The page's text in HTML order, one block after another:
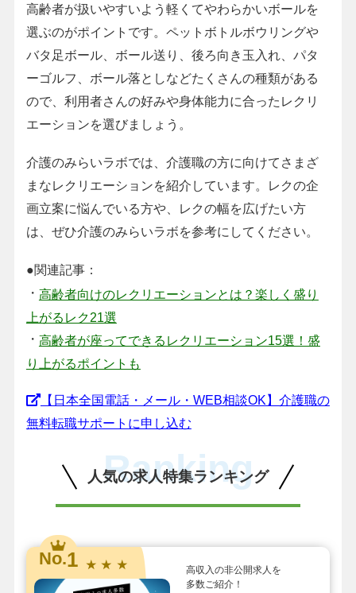
高齢者が扱いやすいよう軽くてやわらかいボールを
選ぶのがポイントです。ペットボトルボウリングや
バタ足ボール、ボール送り、後ろ向き玉入れ、パタ
ーゴルフ、ボール落としなどたくさんの種類がある
ので、利用者さんの好みや身体能力に合ったレクリ
エーションを選びましょう。
介護のみらいラボでは、介護職の方に向けてさまざ
まなレクリエーションを紹介しています。レクの企
画立案に悩んでいる方や、レクの幅を広げたい方
は、ぜひ介護のみらいラボを参考にしてください。
●関連記事：
・ 高齢者向けのレクリエーションとは？楽しく盛り
上がるレク21選
・ 高齢者が座ってできるレクリエーション15選！盛
り上がるポイントも
【日本全国電話・メール・WEB相談OK】介護職の
無料転職サポートに申し込む
人気の求人特集ランキング
Ranking
No.1 ★ ★ ★
高収入の非公開求人を
多数ご紹介！